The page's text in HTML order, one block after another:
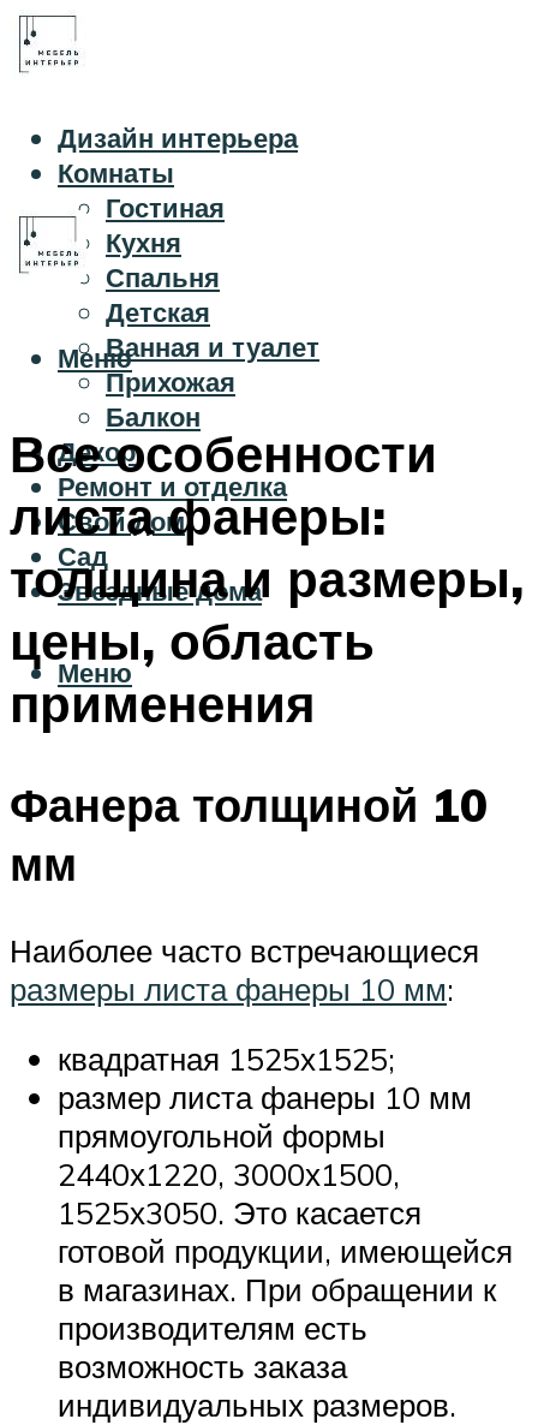
Дизайн интерьера
Комнаты
Гостиная
Кухня
Спальня
Детская
Ванная и туалет
Прихожая
Балкон
Декор
Ремонт и отделка
Свой дом
Сад
Звездные дома
Меню
Меню
Все особенности
листа фанеры:
толщина и размеры,
цены, область
применения
Фанера толщиной 10
мм
Наиболее часто встречающиеся
размеры листа фанеры 10 мм:
квадратная 1525х1525;
размер листа фанеры 10 мм
прямоугольной формы
2440х1220, 3000х1500,
1525х3050. Это касается
готовой продукции, имеющейся
в магазинах. При обращении к
производителям есть
возможность заказа
индивидуальных размеров.